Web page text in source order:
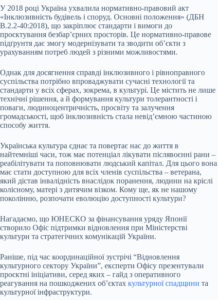
У 2018 році Україна ухвалила нормативно-правовий акт
«Інклюзивність будівель і споруд. Основні положення» (ДБН
В.2.2-40:2018), що закріплює стандарти і вимоги до
проєктування безбар’єрних просторів. Це нормативно-правове
підґрунтя дає змогу модернізувати та зводити об’єкти з
урахуванням потреб людей з різними можливостями.
Однак для досягнення справді інклюзивного і рівноправного
суспільства потрібно впроваджувати сучасні технології та
стандарти у всіх сферах, зокрема, в культурі. Це містить не лише
технічні рішення, а й формування культури толерантності і
поваги, людиноцентричність, просвіту та залучення
громадськості, щоб інклюзивність стала невід’ємною частиною
способу життя.
Українська культура єднає та повертає нас до життя в
найтемніші часи, тож має потенціал лікувати післявоєнні рани –
реабілітувати та поповнювати людський капітал. Для цього вона
має стати доступною для всіх членів суспільства – ветерана,
який дістав інвалідність внаслідок поранення, людини на кріслі
колісному, матері з дитячим візком. Кому ще, як не нашому
поколінню, розпочати еволюцію доступності культури?
Нагадаємо, що ЮНЕСКО за фінансування уряду Японії
створило Офіс підтримки відновлення при Міністерстві
культури та стратегічних комунікацій України.
Раніше, під час координаційної зустрічі “Відновлення
культурного сектору України”, експерти Офісу презентували
проєктні ініціативи, серед яких – гайд з оперативного
реагування на пошкоджених об’єктах культурної спадщини та
культурної інфраструктури.